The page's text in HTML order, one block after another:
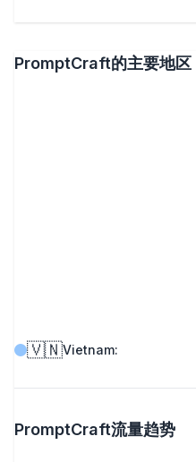
PromptCraft的主要地区
🇻🇳Vietnam:
PromptCraft流量趋势